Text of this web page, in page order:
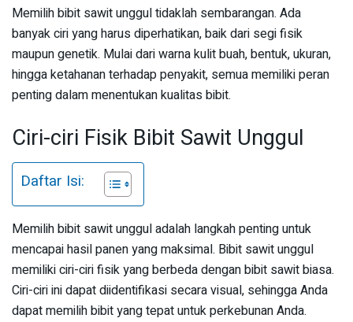
Memilih bibit sawit unggul tidaklah sembarangan. Ada
banyak ciri yang harus diperhatikan, baik dari segi fisik
maupun genetik. Mulai dari warna kulit buah, bentuk, ukuran,
hingga ketahanan terhadap penyakit, semua memiliki peran
penting dalam menentukan kualitas bibit.
Ciri-ciri Fisik Bibit Sawit Unggul
Daftar Isi:
Memilih bibit sawit unggul adalah langkah penting untuk
mencapai hasil panen yang maksimal. Bibit sawit unggul
memiliki ciri-ciri fisik yang berbeda dengan bibit sawit biasa.
Ciri-ciri ini dapat diidentifikasi secara visual, sehingga Anda
dapat memilih bibit yang tepat untuk perkebunan Anda.